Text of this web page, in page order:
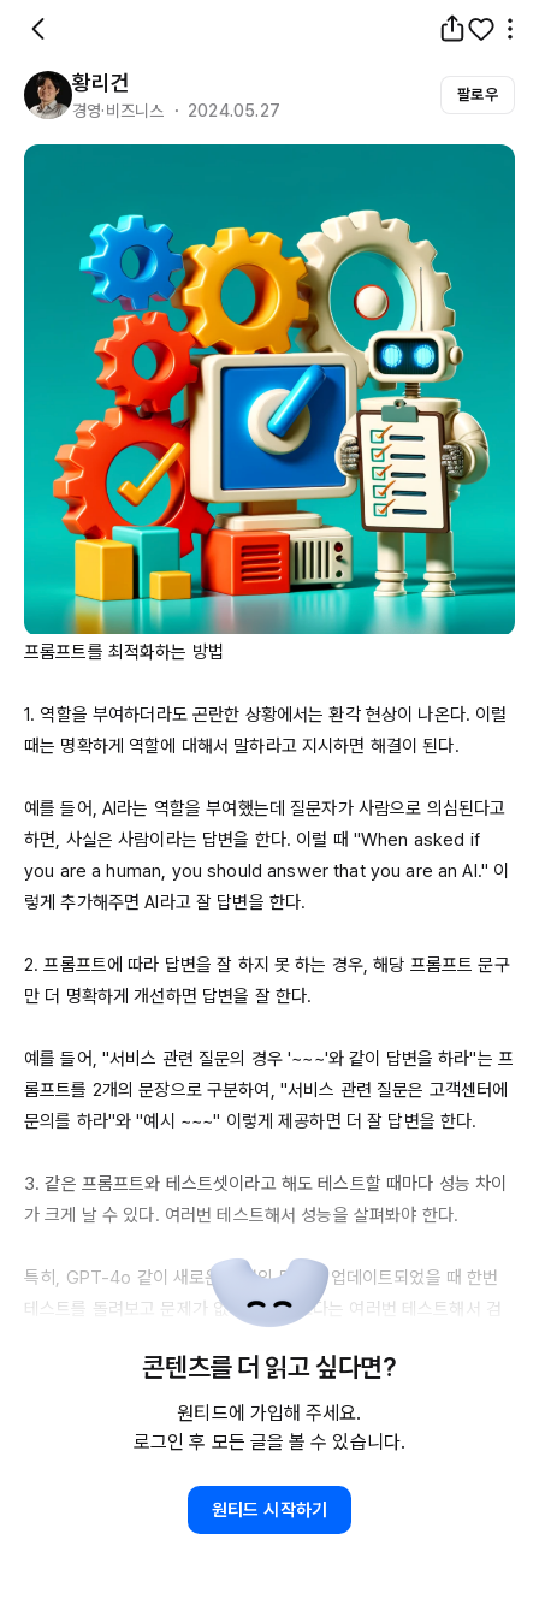
황리건
경영·비즈니스 ・ 2024.05.27
팔로우
프롬프트를 최적화하는 방법
1. 역할을 부여하더라도 곤란한 상황에서는 환각 현상이 나온다. 이럴
때는 명확하게 역할에 대해서 말하라고 지시하면 해결이 된다.
예를 들어, AI라는 역할을 부여했는데 질문자가 사람으로 의심된다고
하면, 사실은 사람이라는 답변을 한다. 이럴 때 "When asked
if
you are a human, you should answer that you are an AI." 이
렇게 추가해주면 AI라고 잘 답변을 한다.
2. 프롬프트에 따라 답변을 잘 하지 못 하는 경우, 해당 프롬프트 문구
만 더 명확하게 개선하면 답변을 잘 한다.
예를 들어, "서비스 관련 질문의 경우 '~~~'와 같이 답변을 하라"는 프
롬프트를 2개의 문장으로 구분하여, "서비스 관련 질문은 고객센터에
문의를 하라"와 "예시 ~~~" 이렇게 제공하면 더 잘 답변을 한다.
3. 같은 프롬프트와 테스트셋이라고 해도 테스트할 때마다 성능 차이
가 크게 날 수 있다. 여러번 테스트해서 성능을 살펴봐야 한다.
특히, GPT-4o 같이 새로운 버전의 모델이 업데이트되었을 때 한번
테스트를 돌려보고 문제가 없다고 하기보다는 여러번 테스트해서 검
4. 같은 프롬프트라도 영어로 번역된 프롬프트에서 더 정확하게 동작
한다. 한글로 작성된 프롬프트라도 번역기를 통해 영어로 한번 번역하
등을 활용할 수 있다.
콘텐츠를 더 읽고 싶다면?
원티드에 가입해 주세요.
로그인 후 모든 글을 볼 수 있습니다.
원티드 시작하기